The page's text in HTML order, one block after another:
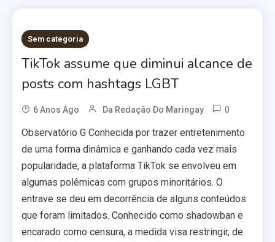
Sem categoria
TikTok assume que diminui alcance de
posts com hashtags LGBT
6 Anos Ago Da Redação Do Maringay 0
Observatório G Conhecida por trazer entretenimento
de uma forma dinâmica e ganhando cada vez mais
popularidade, a plataforma TikTok se envolveu em
algumas polêmicas com grupos minoritários. O
entrave se deu em decorrência de alguns conteúdos
que foram limitados. Conhecido como shadowban e
encarado como censura, a medida visa restringir, de